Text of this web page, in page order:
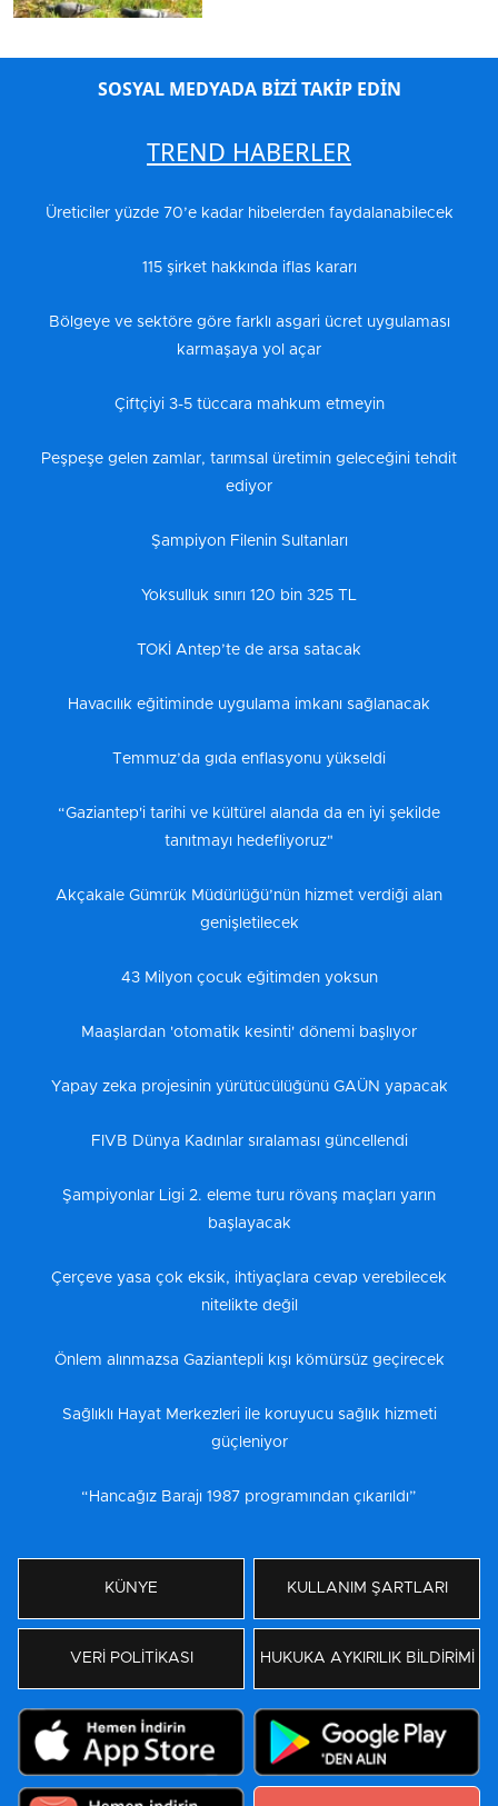
SOSYAL MEDYADA BİZİ TAKİP EDİN
TREND HABERLER
Üreticiler yüzde 70’e kadar hibelerden faydalanabilecek
115 şirket hakkında iflas kararı
Bölgeye ve sektöre göre farklı asgari ücret uygulaması
karmaşaya yol açar
Çiftçiyi 3-5 tüccara mahkum etmeyin
Peşpeşe gelen zamlar, tarımsal üretimin geleceğini tehdit
ediyor
Şampiyon Filenin Sultanları
Yoksulluk sınırı 120 bin 325 TL
TOKİ Antep’te de arsa satacak
Havacılık eğitiminde uygulama imkanı sağlanacak
Temmuz’da gıda enflasyonu yükseldi
“Gaziantep'i tarihi ve kültürel alanda da en iyi şekilde
tanıtmayı hedefliyoruz"
Akçakale Gümrük Müdürlüğü’nün hizmet verdiği alan
genişletilecek
43 Milyon çocuk eğitimden yoksun
Maaşlardan 'otomatik kesinti' dönemi başlıyor
Yapay zeka projesinin yürütücülüğünü GAÜN yapacak
FIVB Dünya Kadınlar sıralaması güncellendi
Şampiyonlar Ligi 2. eleme turu rövanş maçları yarın
başlayacak
Çerçeve yasa çok eksik, ihtiyaçlara cevap verebilecek
nitelikte değil
Önlem alınmazsa Gaziantepli kışı kömürsüz geçirecek
Sağlıklı Hayat Merkezleri ile koruyucu sağlık hizmeti
güçleniyor
“Hancağız Barajı 1987 programından çıkarıldı”
KÜNYE KULLANIM ŞARTLARI
VERİ POLİTİKASI HUKUKA AYKIRILIK BİLDİRİMİ